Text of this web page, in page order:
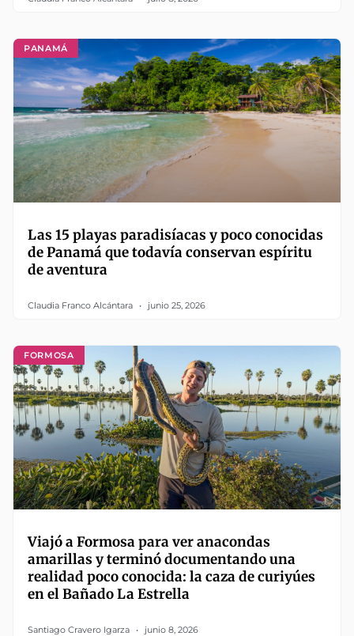
PANAMÁ
Las 15 playas paradisíacas y poco conocidas
de Panamá que todavía conservan espíritu
de aventura
Claudia Franco Alcántara junio 25, 2026
FORMOSA
Viajó a Formosa para ver anacondas
amarillas y terminó documentando una
realidad poco conocida: la caza de curiyúes
en el Bañado La Estrella
Santiago Cravero Igarza junio 8, 2026